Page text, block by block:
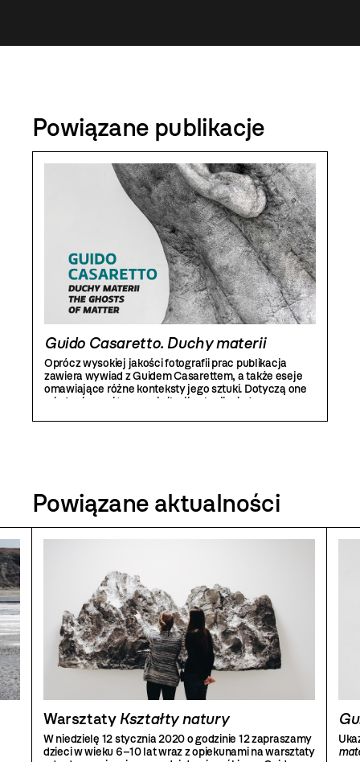
Powiązane publikacje
Guido Casaretto. Duchy materii
Oprócz wysokiej jakości fotografii prac publikacja
zawiera wywiad z Guidem Casarettem, a także eseje
omawiające różne konteksty jego sztuki. Dotyczą one
między innymi tworzenia iluzji, relacji między
Powiązane aktualności
WarsztatyKształty natury
W niedzielę 12 stycznia 2020 o godzinie 12 zapraszamy
dzieci w wieku 6–10 lat wraz z opiekunami na warsztaty